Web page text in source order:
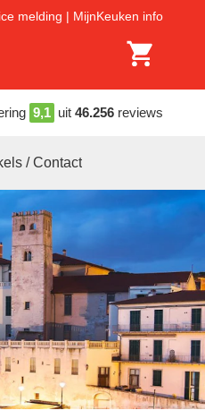
melding MijnKeuken info
9,1 uit 46.256 reviews
/ Contact